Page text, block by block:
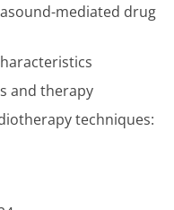
mediated drug
and therapy
techniques: